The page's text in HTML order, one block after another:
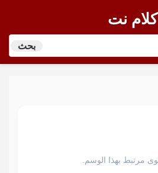
كلام نت
بحث